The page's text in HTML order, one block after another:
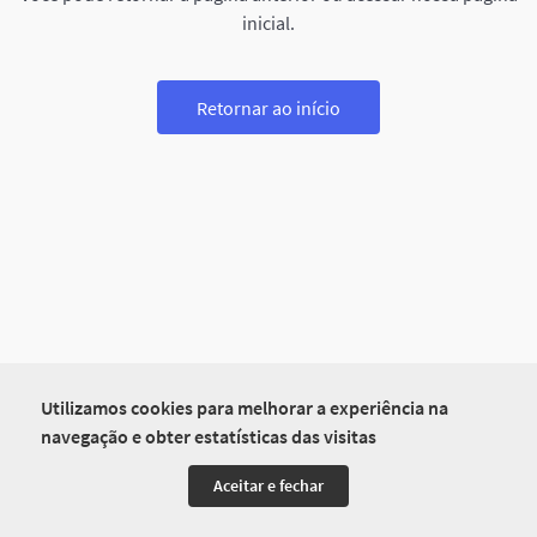
Utilizamos cookies para melhorar a experiência na
navegação e obter estatísticas das visitas
Aceitar e fechar
inicial.
Retornar ao início